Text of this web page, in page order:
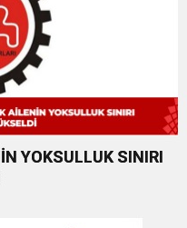
YOKSULLUK SINIRI